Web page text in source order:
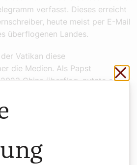
verfasst. Dieses erreicht
heute meist per E-Mail
überflogenen Landes.
Vatikan diese
die Medien. Als Papst
China überflog, nutzte er
als bemerkenswerten
mit dem der Heilige Stuhl keine
unterhält.
und oft blumig fallen Papst-
Staatspräsidenten aus.